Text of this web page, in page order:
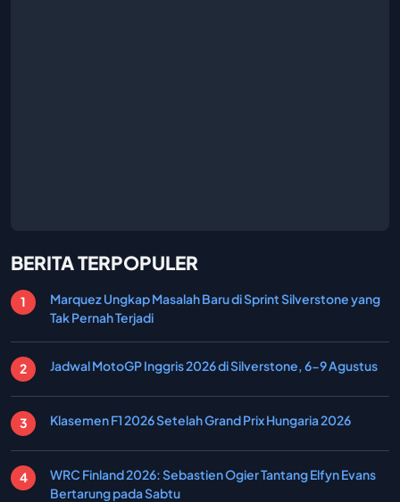
BERITA TERPOPULER
Marquez Ungkap Masalah Baru di Sprint Silverstone yang
Tak Pernah Terjadi
Jadwal MotoGP Inggris 2026 di Silverstone, 6-9 Agustus
Klasemen F1 2026 Setelah Grand Prix Hungaria 2026
WRC Finland 2026: Sebastien Ogier Tantang Elfyn Evans
Bertarung pada Sabtu